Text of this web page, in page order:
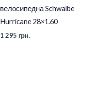
велосипедна Schwalbe
Hurricane 28×1.60
1 295 грн.